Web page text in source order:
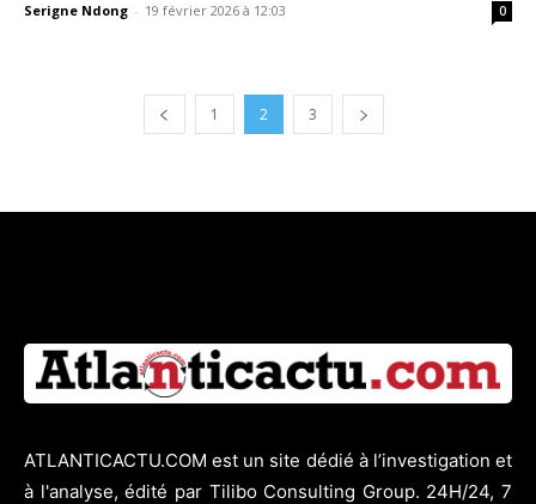
Serigne Ndong - 19 février 2026 à 12:03 0
1 2 3
ATLANTICACTU.COM est un site dédié à l’investigation et
à l'analyse, édité par Tilibo Consulting Group. 24H/24, 7